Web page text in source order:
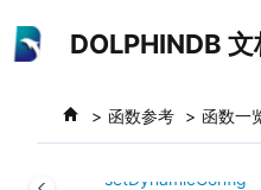
DOLPHINDB
函数参考 函数一
xecutionSet
setDynamicConfig